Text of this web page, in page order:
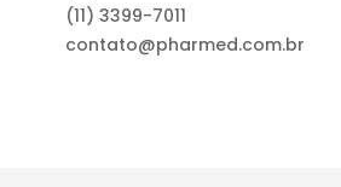
(11) 3399-7011
contato@pharmed.com.br